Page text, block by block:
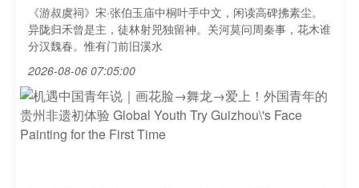
《游叔虞祠》宋·张伯玉庙中桐叶手中文，闲读高碑拂素尘。
异陇归禾曾是主，徒林射兕独留神。关河莫问周秦事，花木谁
分汉魏春。惟有门前旧溪水
2026-08-06 07:05:00